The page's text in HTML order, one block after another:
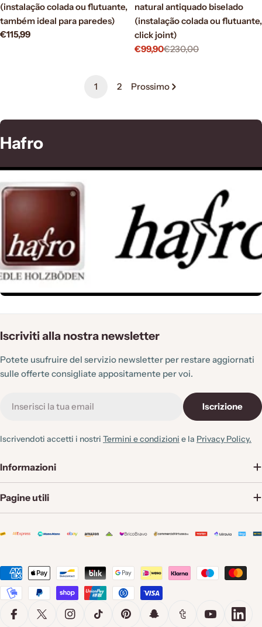
(instalação colada ou flutuante,
também ideal para paredes)
Prezzo
€115,99
natural antiquado biselado
(instalação colada ou flutuante,
click joint)
Prezzo
€99,90
Prezzo€230,00
1 2 Prossimo
C
o
l
l
e
i
o
n
e
:
Hafro
Iscriviti alla nostra newsletter
Potete usufruire del servizio newsletter per restare aggiornati
sulle offerte consigliate appositamente per voi.
mail
Iscrizione
Iscrivendoti accetti i nostri Termini e condizioni e la Privacy Policy.
Informazioni
Pagine utili
Metodi
di
pagamento
FacebookX (Twitter)InstagramTikTokPinterestSnapchatTumblrYouTube